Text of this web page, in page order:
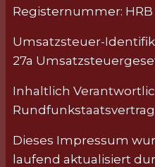
Registernummer: HRB
Umsatzsteuer-
27a
Inhaltlich
Rundfunkstaatsvertrag
Dieses Impressum
laufend aktualisiert